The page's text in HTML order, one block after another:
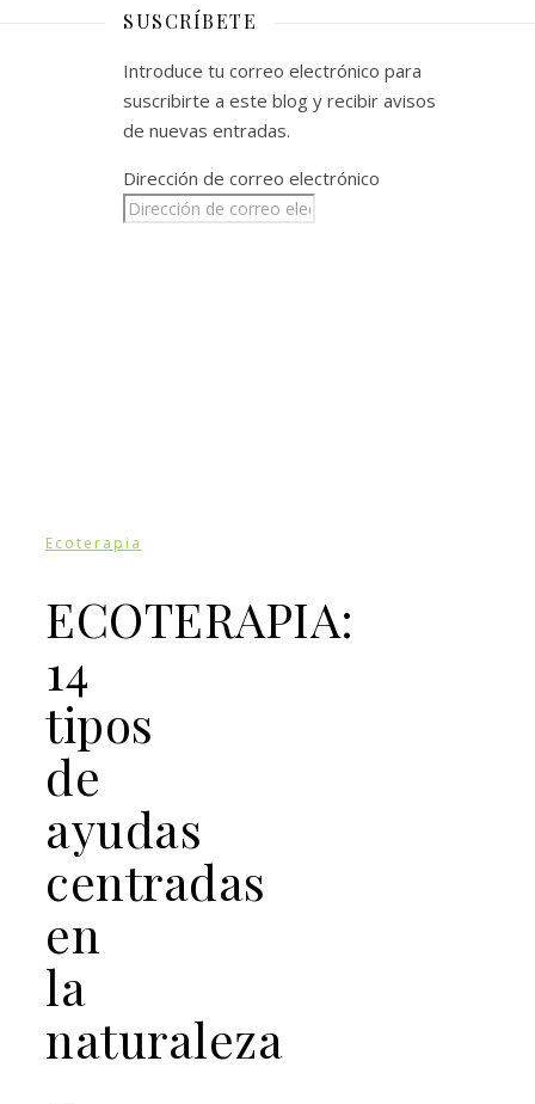
Ecoterapia
ECOTERAPIA:
14
tipos
de
ayudas
centradas
en
la
naturaleza
SUSCRÍBETE
Introduce tu correo electrónico para
suscribirte a este blog y recibir avisos
de nuevas entradas.
Dirección de correo electrónico